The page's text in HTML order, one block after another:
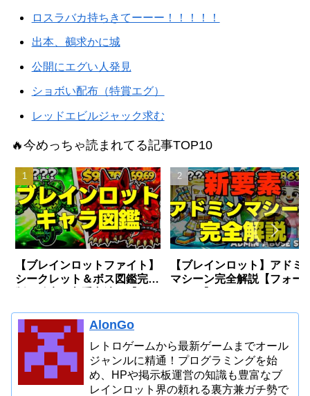
ロスラバカ持ちきてーーー！！！！！
出本、鵺求かに城
公開にエグい人発見
ショボい配布（特賞エグ）
レッドエビルジャック求む
🔥今めっちゃ読まれてる記事TOP10
【ブレインロットファイト】
シークレット＆ボス図鑑完全
【ブレインロット】アドミ
マシーン完全解説【フォー
AlonGo
レトロゲームから最新ゲームまでオール
ジャンルに精通！プログラミングを始
め、HPや掲示板運営の知識も豊富なブ
レインロット界の頼れる裏方兼ガチ勢で